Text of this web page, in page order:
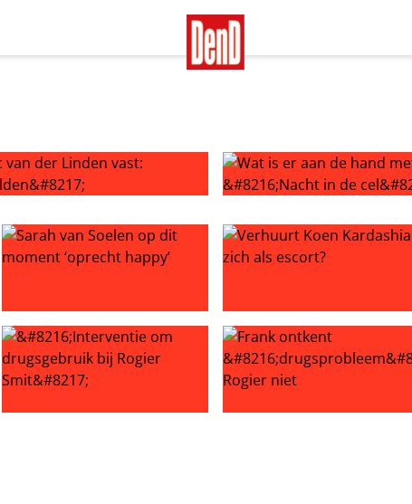
breuk met Frank ging ik los’
Sarah van Soelen op dit moment ‘oprecht happy’
Verhuurt Koen Kardashian